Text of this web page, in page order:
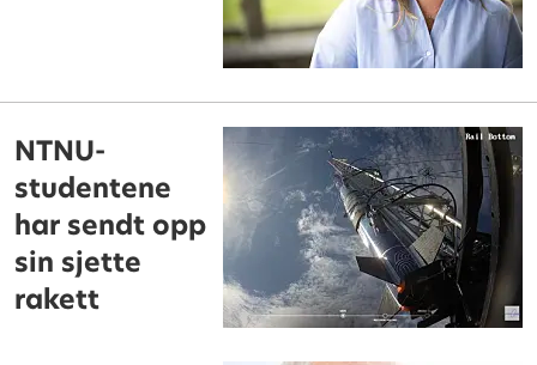
NTNU-
studentene
har sendt opp
sin sjette
rakett